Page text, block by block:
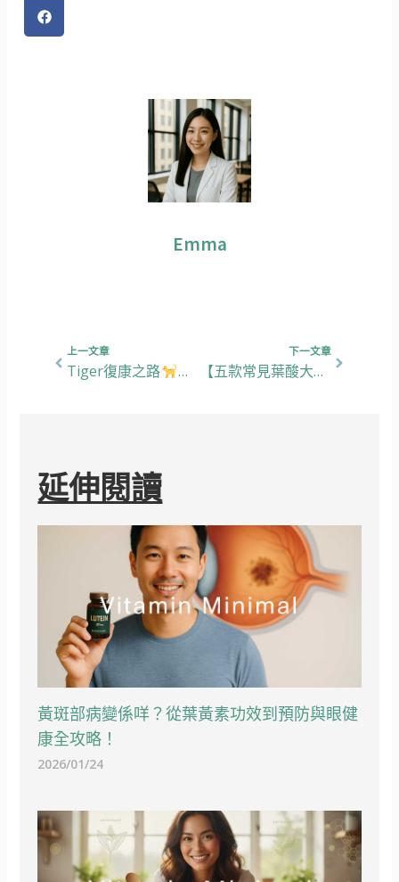
Emma
上一文章
Tiger復康之路 貓咪泌尿系統保養大公開
下一文章
【五款常見葉酸大比拼】懷孕初期葉酸嘅重要性？新手媽媽望過嚟！
延伸閱讀
黃斑部病變係咩？從葉黃素功效到預防與眼健
康全攻略！
2026/01/24